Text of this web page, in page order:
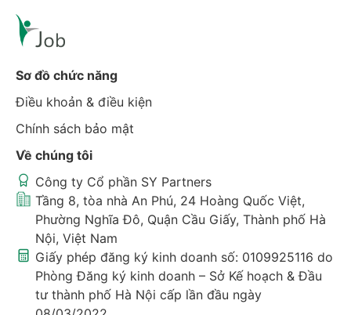
Về chúng tôi
Công ty Cổ phần SY Partners
Tầng 8, tòa nhà An Phú, 24 Hoàng Quốc Việt,
Phường Nghĩa Đô, Quận Cầu Giấy, Thành phố Hà
Nội, Việt Nam
Giấy phép đăng ký kinh doanh số: 0109925116 do
Phòng Đăng ký kinh doanh – Sở Kế hoạch & Đầu
tư thành phố Hà Nội cấp lần đầu ngày
Sơ đồ chức năng
Điều khoản & điều kiện
Chính sách bảo mật